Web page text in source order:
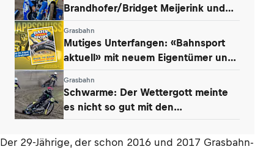
Brandhofer/Bridget Meijerink und
Grasbahn
Mutiges Unterfangen: «Bahnsport
aktuell» mit neuem Eigentümer und
Grasbahn
Schwarme: Der Wettergott meinte
es nicht so gut mit den
Der 29-Jährige, der schon 2016 und 2017 Grasbahn-